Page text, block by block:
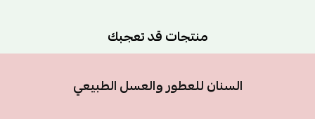
منتجات قد تعجبك
السنان للعطور والعسل الطبيعي